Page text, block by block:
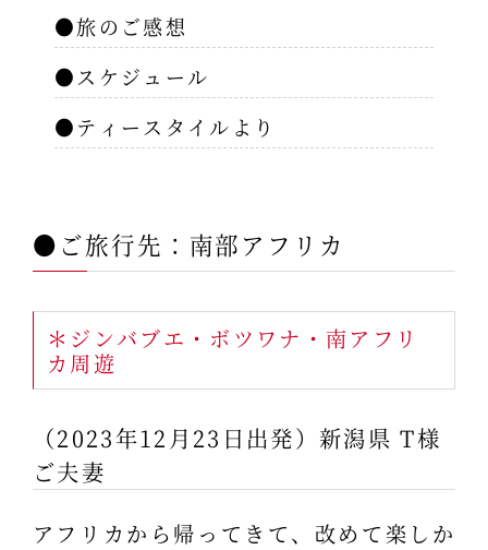
●旅のご感想
●スケジュール
●ティースタイルより
●ご旅行先：南部アフリカ
＊ジンバブエ・ボツワナ・南アフリ
カ周遊
（2023年12月23日出発）新潟県 T様
ご夫妻
アフリカから帰ってきて、改めて楽しか